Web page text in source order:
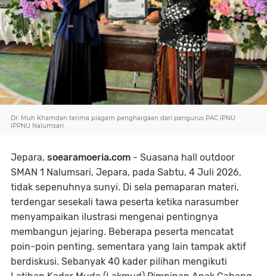
Dr. Muh Khamdan terima piagam penghargaan dari pengurus PAC IPNU
IPPNU Nalumsari.
Jepara, soearamoeria.com - Suasana hall outdoor
SMAN 1 Nalumsari, Jepara, pada Sabtu, 4 Juli 2026,
tidak sepenuhnya sunyi. Di sela pemaparan materi,
terdengar sesekali tawa peserta ketika narasumber
menyampaikan ilustrasi mengenai pentingnya
membangun jejaring. Beberapa peserta mencatat
poin-poin penting, sementara yang lain tampak aktif
berdiskusi. Sebanyak 40 kader pilihan mengikuti